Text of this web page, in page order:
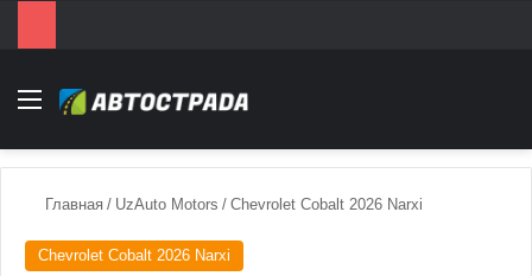
Menu
Главная / UzAuto Motors / Chevrolet Cobalt 2026 Narxi
Chevrolet Cobalt 2026 Narxi